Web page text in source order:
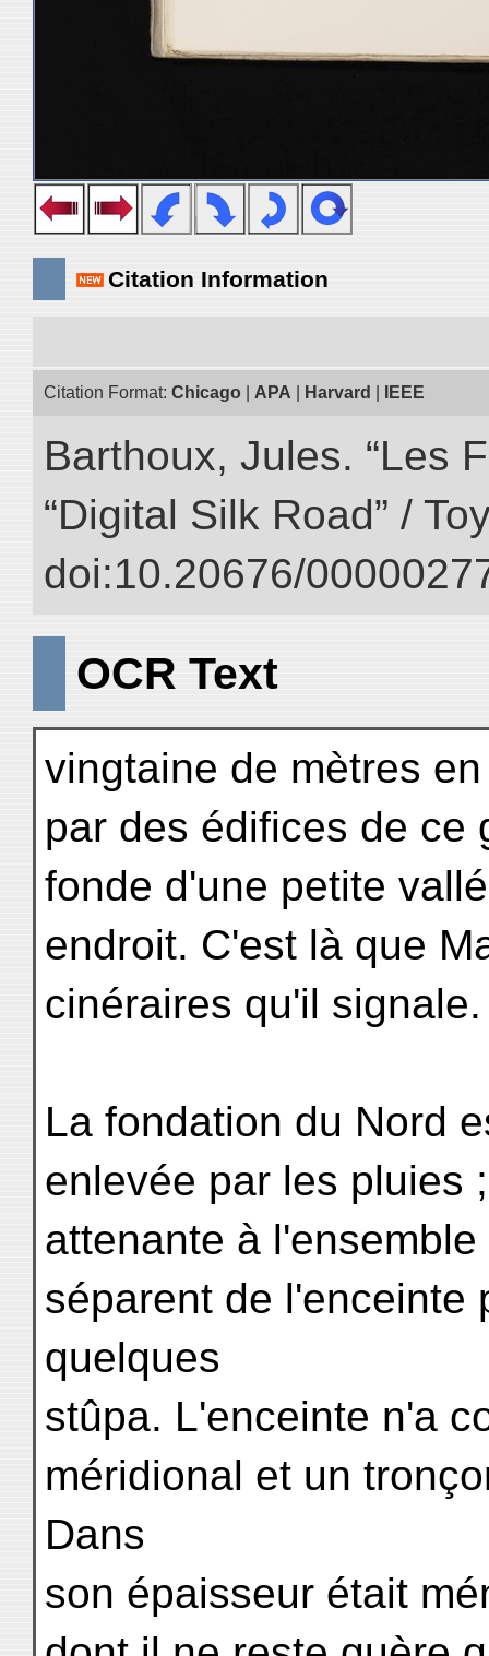
Citation Information
Citation Format: Chicago APA Harvard IEEE
Barthoux, Jules. “Les
“Digital Silk Road” /
doi:10.20676/
OCR Text
vingtaine de mètres
par des édifices de ce
fonde d'une petite
endroit. C'est là que
cinéraires qu'il signale.
La fondation du Nord
enlevée par les pluies
attenante à
séparent de l'enceinte
quelques
stûpa. L'enceinte n'a
méridional et un
Dans
son épaisseur était